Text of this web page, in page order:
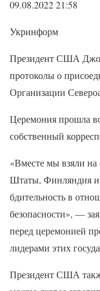
09.08.2022 21:58
Укринформ
Президент США Джо
протоколы о
Организации
Церемония прошла
собственный
«Вместе мы взяли на
Штаты, Финляндия и
бдительность в
безопасности», —
перед церемонией
лидерами этих
Президент США